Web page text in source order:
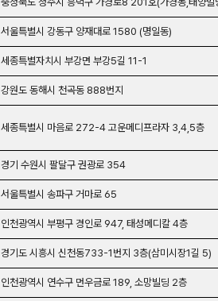
서울특별시 강동구 양재대로 1580 (명일동)
세종특별자치시 부강면 부강5길 11-1
강원도 동해시 천곡동 888번지
세종특별시 마음로 272-4 고운메디프라자 3,4,5층
경기 수원시 팔달구 권광로 354
서울특별시 송파구 거마로 65
인천광역시 부평구 경인로 947, 태성메디칼 4층
경기도 시흥시 신천동733-1번지 3층(삼미시장1길 5)
인천광역시 연수구 먼우금로 189, 소망빌딩 2층